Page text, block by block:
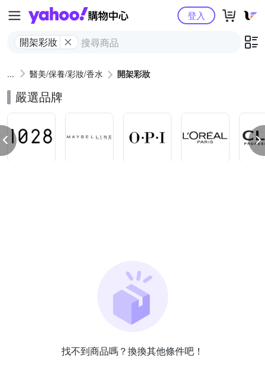
Yahoo購物中心
開架彩妝
登入
醫美/保養/彩妝/香水 開架彩妝
嚴選品牌
找不到商品嗎？換換其他條件吧！